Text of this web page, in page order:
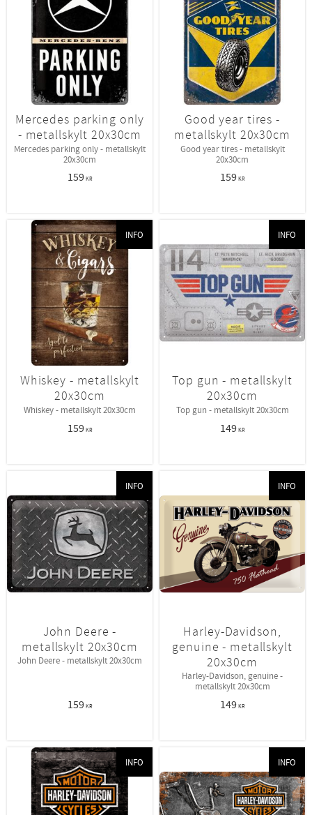
Mercedes parking only
- metallskylt 20x30cm
Mercedes parking only - metallskylt
20x30cm
159KR
Good year tires -
metallskylt 20x30cm
Good year tires - metallskylt
20x30cm
159KR
Whiskey - metallskylt
20x30cm
Whiskey - metallskylt 20x30cm
159KR
INFO
Top gun - metallskylt
20x30cm
Top gun - metallskylt 20x30cm
149KR
INFO
John Deere -
metallskylt 20x30cm
John Deere - metallskylt 20x30cm
159KR
INFO
Harley-Davidson,
genuine - metallskylt
20x30cm
Harley-Davidson, genuine -
metallskylt 20x30cm
149KR
INFO
INFO INFO